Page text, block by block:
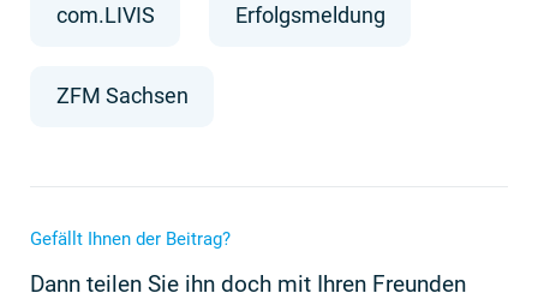
com.LIVIS Erfolgsmeldung
ZFM Sachsen
Gefällt Ihnen der Beitrag?
Dann teilen Sie ihn doch mit Ihren Freunden